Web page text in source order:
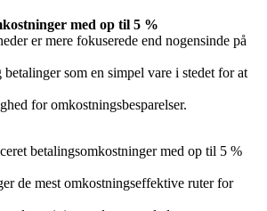
med op til 5 %
er mere fokuserede end nogensinde på
betalinger som en simpel vare i stedet for at
for omkostningsbesparelser.
betalingsomkostninger med op til 5 %
de mest omkostningseffektive ruter for